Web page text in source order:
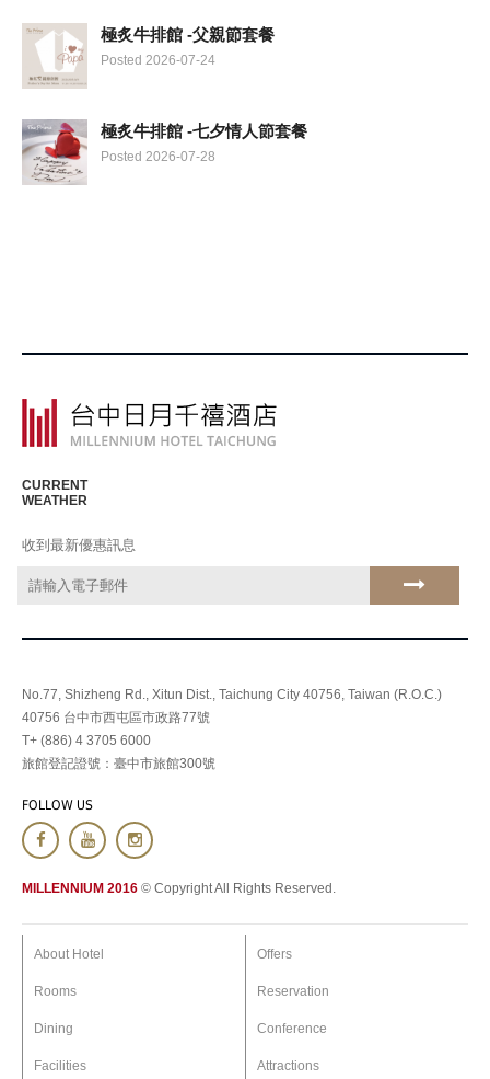
極炙牛排館 -父親節套餐
Posted 2026-07-24
極炙牛排館 -七夕情人節套餐
Posted 2026-07-28
CURRENT
WEATHER
收到最新優惠訊息
No.77, Shizheng Rd., Xitun Dist., Taichung City 40756, Taiwan (R.O.C.)
40756 台中市西屯區市政路77號
T+ (886) 4 3705 6000
旅館登記證號：臺中市旅館300號
FOLLOW US
MILLENNIUM 2016 © Copyright All Rights Reserved.
About Hotel Offers
Rooms Reservation
Dining Conference
Facilities Attractions